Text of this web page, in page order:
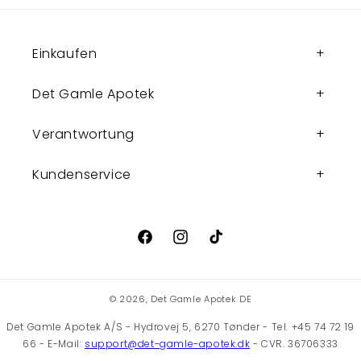
Einkaufen
Det Gamle Apotek
Verantwortung
Kundenservice
FacebookInstagram
TikTok
© 2026, Det Gamle Apotek DE
Det Gamle Apotek A/S - Hydrovej 5, 6270 Tønder - Tel. +45 74 72 19
66 - E-Mail: support@det-gamle-apotek.dk - CVR. 36706333